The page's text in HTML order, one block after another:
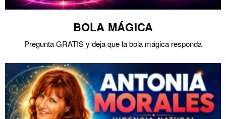
BOLA MÁGICA
Pregunta GRATIS y deja que la bola mágica responda